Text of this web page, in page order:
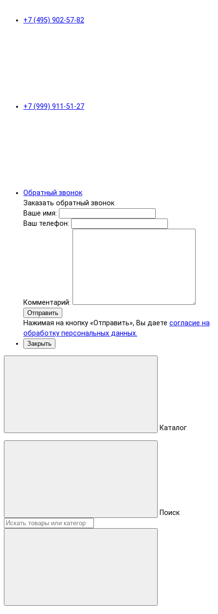
+7 (495) 902-57-82
+7 (999) 911-51-27
Обратный звонок
Заказать обратный звонок
Ваше имя:
Ваш телефон:
Комментарий:
Отправить
Нажимая на кнопку «Отправить», Вы даете согласие на
обработку персональных данных.
Закрыть
Каталог
Поиск